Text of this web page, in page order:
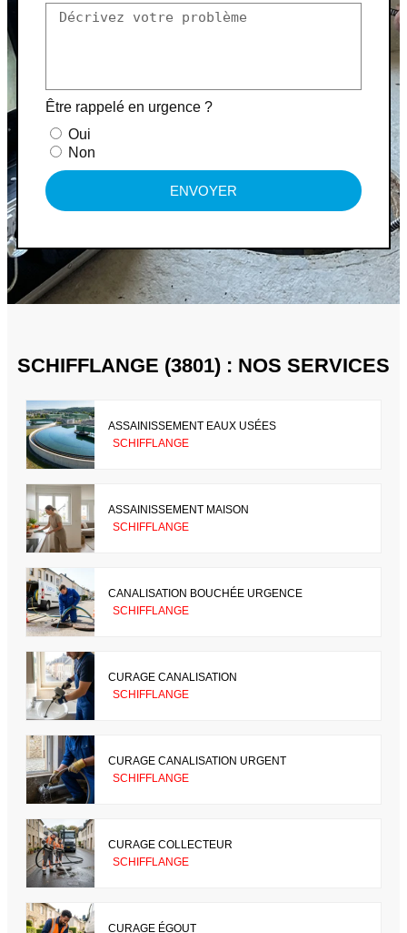
Être rappelé en urgence ?
Oui
Non
ENVOYER
SCHIFFLANGE (3801) : NOS SERVICES
ASSAINISSEMENT EAUX USÉES
SCHIFFLANGE
ASSAINISSEMENT MAISON
SCHIFFLANGE
CANALISATION BOUCHÉE URGENCE
SCHIFFLANGE
CURAGE CANALISATION
SCHIFFLANGE
CURAGE CANALISATION URGENT
SCHIFFLANGE
CURAGE COLLECTEUR
SCHIFFLANGE
CURAGE ÉGOUT